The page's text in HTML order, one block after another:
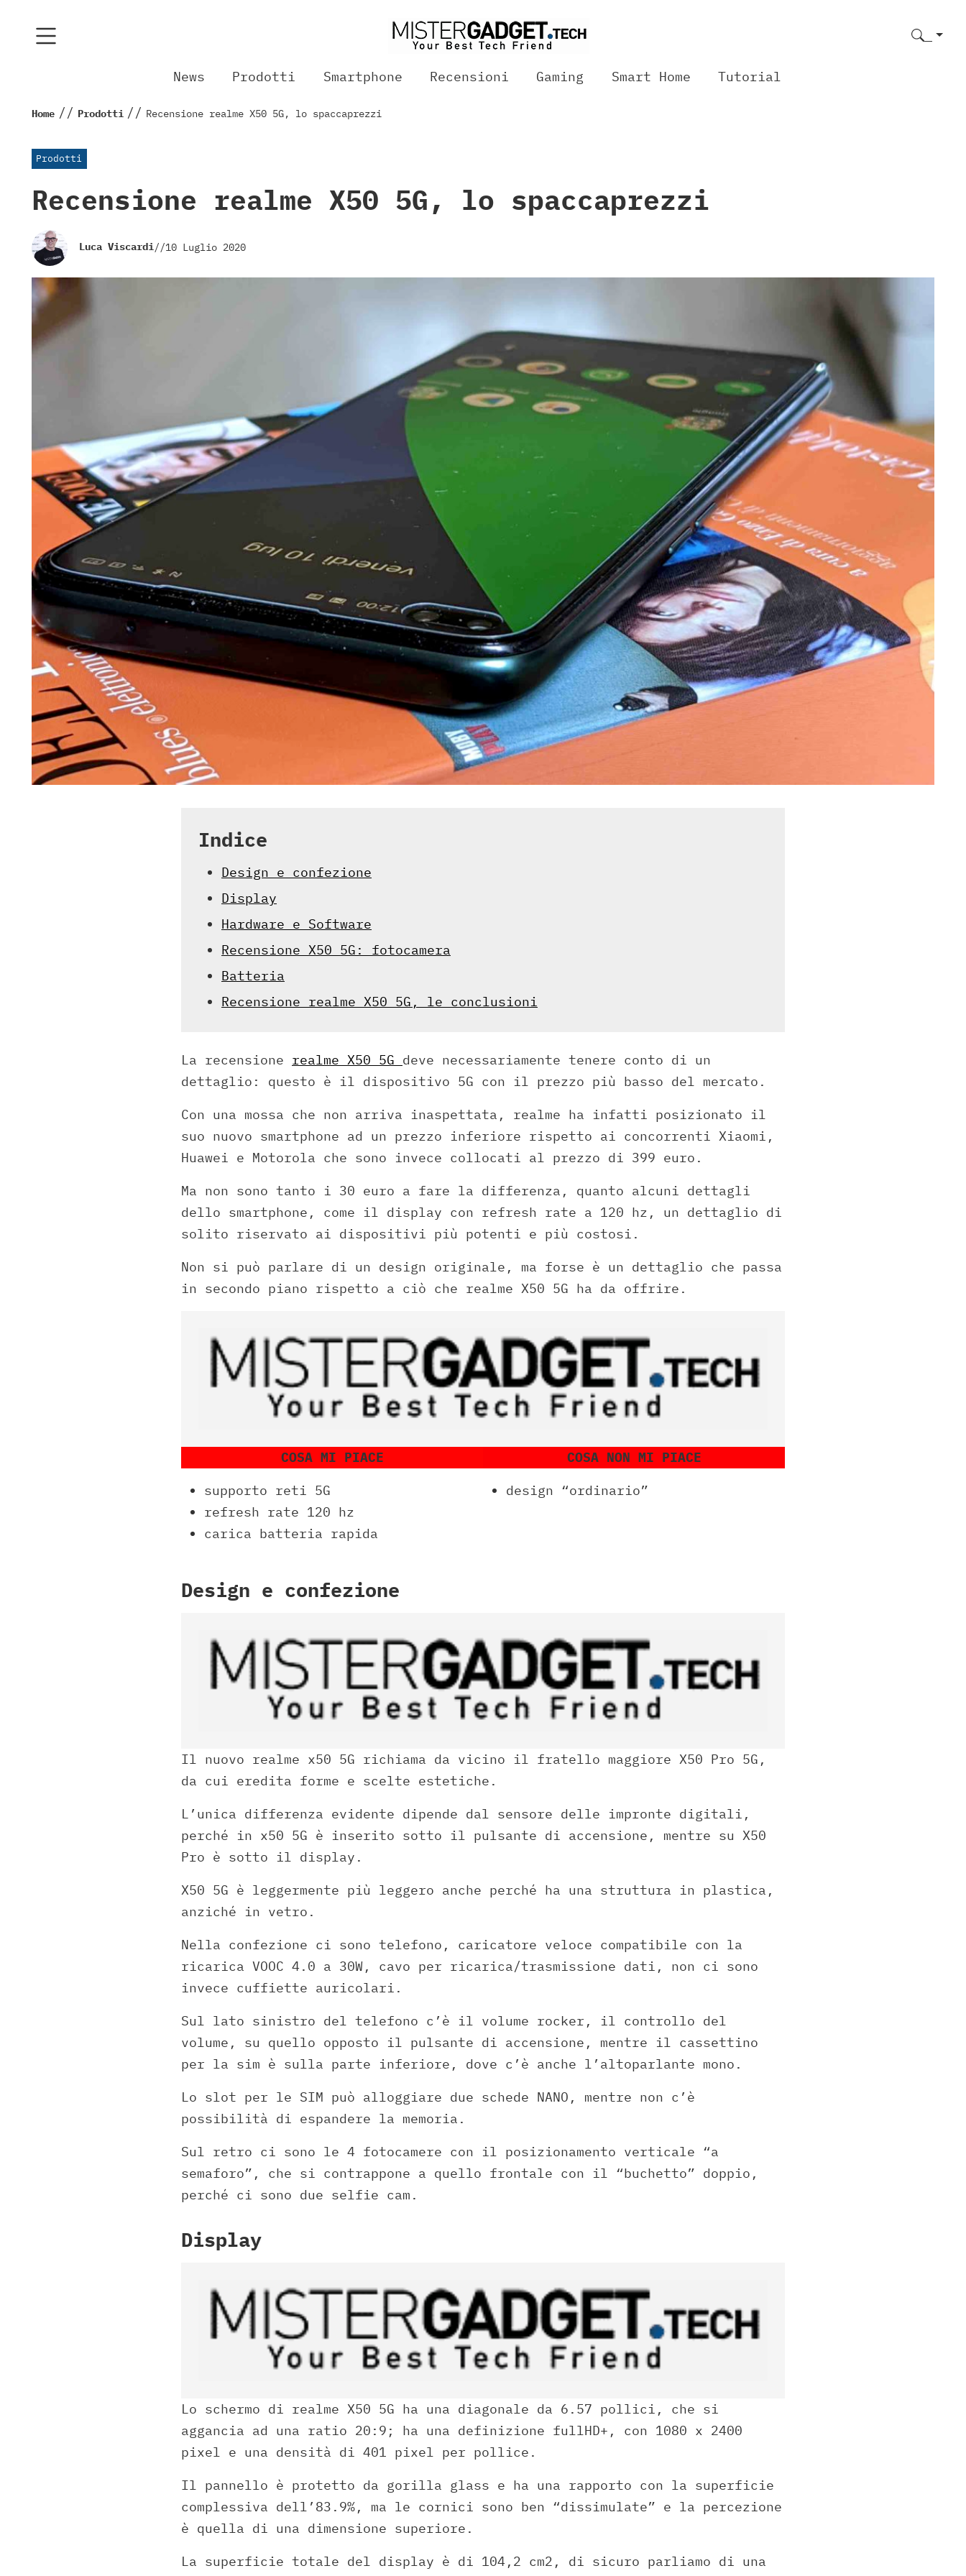
News Prodotti Smartphone Recensioni Gaming Smart Home Tutorial
Home // Prodotti // Recensione realme X50 5G, lo spaccaprezzi
Prodotti
Recensione realme X50 5G, lo spaccaprezzi
Luca Viscardi//10 Luglio 2020
Indice
Design e confezione
Display
Hardware e Software
Recensione X50 5G: fotocamera
Batteria
Recensione realme X50 5G, le conclusioni
La recensione realme X50 5G deve necessariamente tenere conto di un
dettaglio: questo è il dispositivo 5G con il prezzo più basso del mercato.
Con una mossa che non arriva inaspettata, realme ha infatti posizionato il
suo nuovo smartphone ad un prezzo inferiore rispetto ai concorrenti Xiaomi,
Huawei e Motorola che sono invece collocati al prezzo di 399 euro.
Ma non sono tanto i 30 euro a fare la differenza, quanto alcuni dettagli
dello smartphone, come il display con refresh rate a 120 hz, un dettaglio di
solito riservato ai dispositivi più potenti e più costosi.
Non si può parlare di un design originale, ma forse è un dettaglio che passa
in secondo piano rispetto a ciò che realme X50 5G ha da offrire.
COSA MI PIACE
supporto reti 5G
refresh rate 120 hz
carica batteria rapida
COSA NON MI PIACE
design “ordinario”
Design e confezione
Il nuovo realme x50 5G richiama da vicino il fratello maggiore X50 Pro 5G,
da cui eredita forme e scelte estetiche.
L’unica differenza evidente dipende dal sensore delle impronte digitali,
perché in x50 5G è inserito sotto il pulsante di accensione, mentre su X50
Pro è sotto il display.
X50 5G è leggermente più leggero anche perché ha una struttura in plastica,
anziché in vetro.
Nella confezione ci sono telefono, caricatore veloce compatibile con la
ricarica VOOC 4.0 a 30W, cavo per ricarica/trasmissione dati, non ci sono
invece cuffiette auricolari.
Sul lato sinistro del telefono c’è il volume rocker, il controllo del
volume, su quello opposto il pulsante di accensione, mentre il cassettino
per la sim è sulla parte inferiore, dove c’è anche l’altoparlante mono.
Lo slot per le SIM può alloggiare due schede NANO, mentre non c’è
possibilità di espandere la memoria.
Sul retro ci sono le 4 fotocamere con il posizionamento verticale “a
semaforo”, che si contrappone a quello frontale con il “buchetto” doppio,
perché ci sono due selfie cam.
Display
Lo schermo di realme X50 5G ha una diagonale da 6.57 pollici, che si
aggancia ad una ratio 20:9; ha una definizione fullHD+, con 1080 x 2400
pixel e una densità di 401 pixel per pollice.
Il pannello è protetto da gorilla glass e ha una rapporto con la superficie
complessiva dell’83.9%, ma le cornici sono ben “dissimulate” e la percezione
è quella di una dimensione superiore.
La superficie totale del display è di 104,2 cm2, di sicuro parliamo di una